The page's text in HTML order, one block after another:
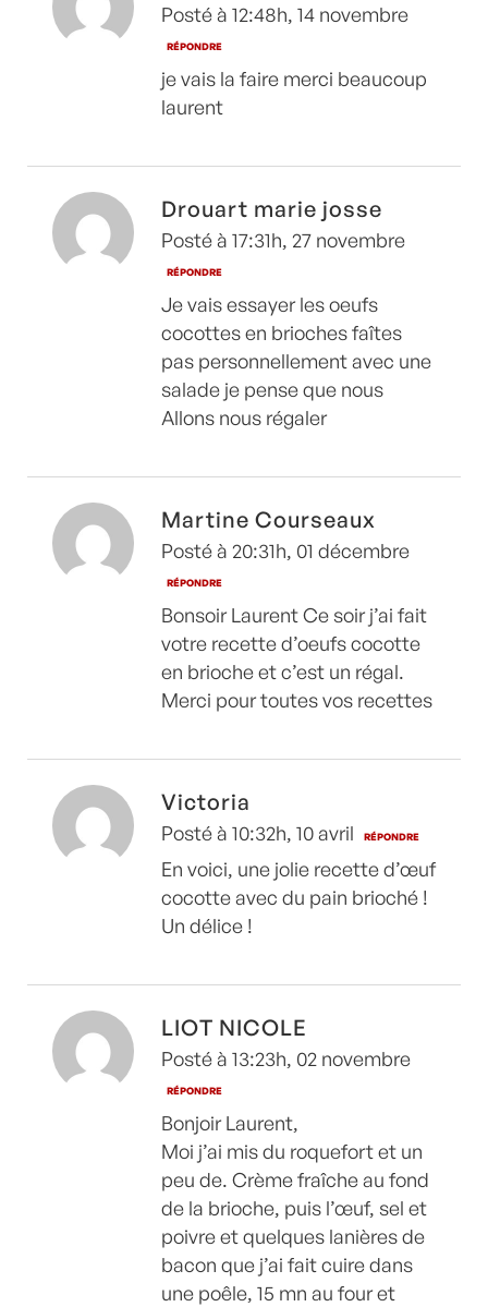
Posté à 12:48h, 14 novembre
RÉPONDRE
je vais la faire merci beaucoup
laurent
Drouart marie josse
Posté à 17:31h, 27 novembre
RÉPONDRE
Je vais essayer les oeufs
cocottes en brioches faîtes
pas personnellement avec une
salade je pense que nous
Allons nous régaler
Martine Courseaux
Posté à 20:31h, 01 décembre
RÉPONDRE
Bonsoir Laurent Ce soir j’ai fait
votre recette d’oeufs cocotte
en brioche et c’est un régal.
Merci pour toutes vos recettes
Victoria
Posté à 10:32h, 10 avril RÉPONDRE
En voici, une jolie recette d’œuf
cocotte avec du pain brioché !
Un délice !
LIOT NICOLE
Posté à 13:23h, 02 novembre
RÉPONDRE
Bonjoir Laurent,
Moi j’ai mis du roquefort et un
peu de. Crème fraîche au fond
de la brioche, puis l’œuf, sel et
poivre et quelques lanières de
bacon que j’ai fait cuire dans
une poêle, 15 mn au four et